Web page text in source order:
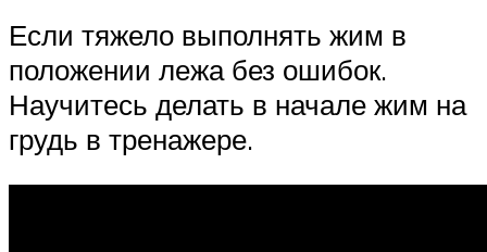
Если тяжело выполнять жим в
положении лежа без ошибок.
Научитесь делать в начале жим на
грудь в тренажере.